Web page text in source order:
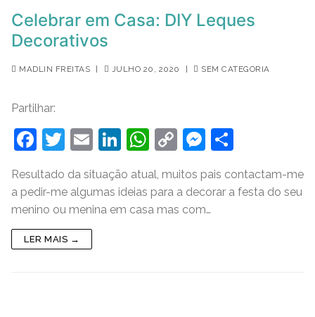
Celebrar em Casa: DIY Leques
Decorativos
MADLIN FREITAS | JULHO 20, 2020 | SEM CATEGORIA
Partilhar:
F
c
e
b
o
T
itt
er
E
ai
l
Li
k
e
W
at
s
C
p
y
M
ss
e
ar
Resultado da situação atual, muitos pais contactam-me
a pedir-me algumas ideias para a decorar a festa do seu
menino ou menina em casa mas com…
LER MAIS →